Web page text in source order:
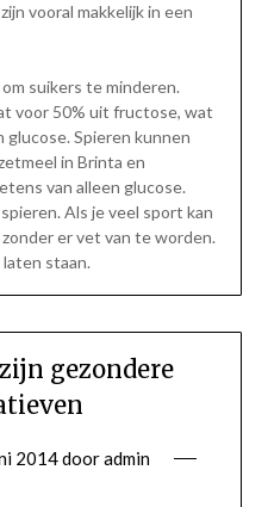
vooral makkelijk in een
suikers te minderen.
voor 50% uit fructose, wat
Spieren kunnen
in Brinta en
van alleen glucose.
Als je veel sport kan
er vet van te worden.
staan.
gezondere
2014dooradmin